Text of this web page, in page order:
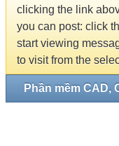
clicking the link
you can post: click
start viewing
to visit from the
Phần mềm CAD,